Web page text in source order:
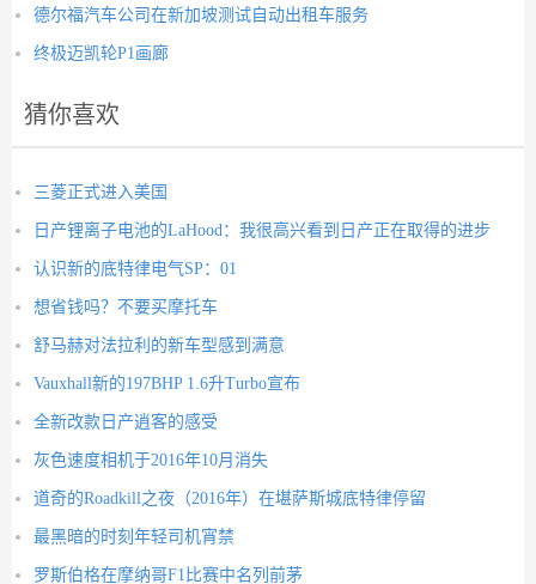
德尔福汽车公司在新加坡测试自动出租车服务
终极迈凯轮P1画廊
猜你喜欢
三菱正式进入美国
日产锂离子电池的LaHood：我很高兴看到日产正在取得的进步
认识新的底特律电气SP：01
想省钱吗？不要买摩托车
舒马赫对法拉利的新车型感到满意
Vauxhall新的197BHP 1.6升Turbo宣布
全新改款日产逍客的感受
灰色速度相机于2016年10月消失
道奇的Roadkill之夜（2016年）在堪萨斯城底特律停留
最黑暗的时刻年轻司机宵禁
罗斯伯格在摩纳哥F1比赛中名列前茅